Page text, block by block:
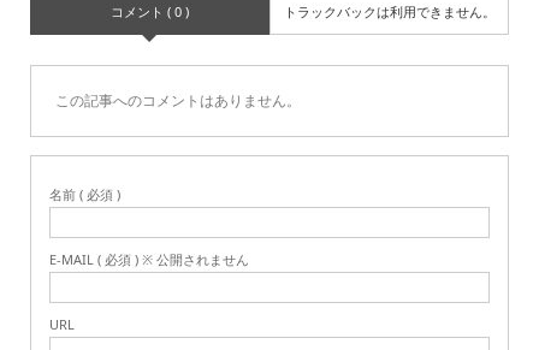
コメント ( 0 ) トラックバックは利用できません。
この記事へのコメントはありません。
名前 ( 必須 )
E-MAIL ( 必須 ) ※ 公開されません
URL